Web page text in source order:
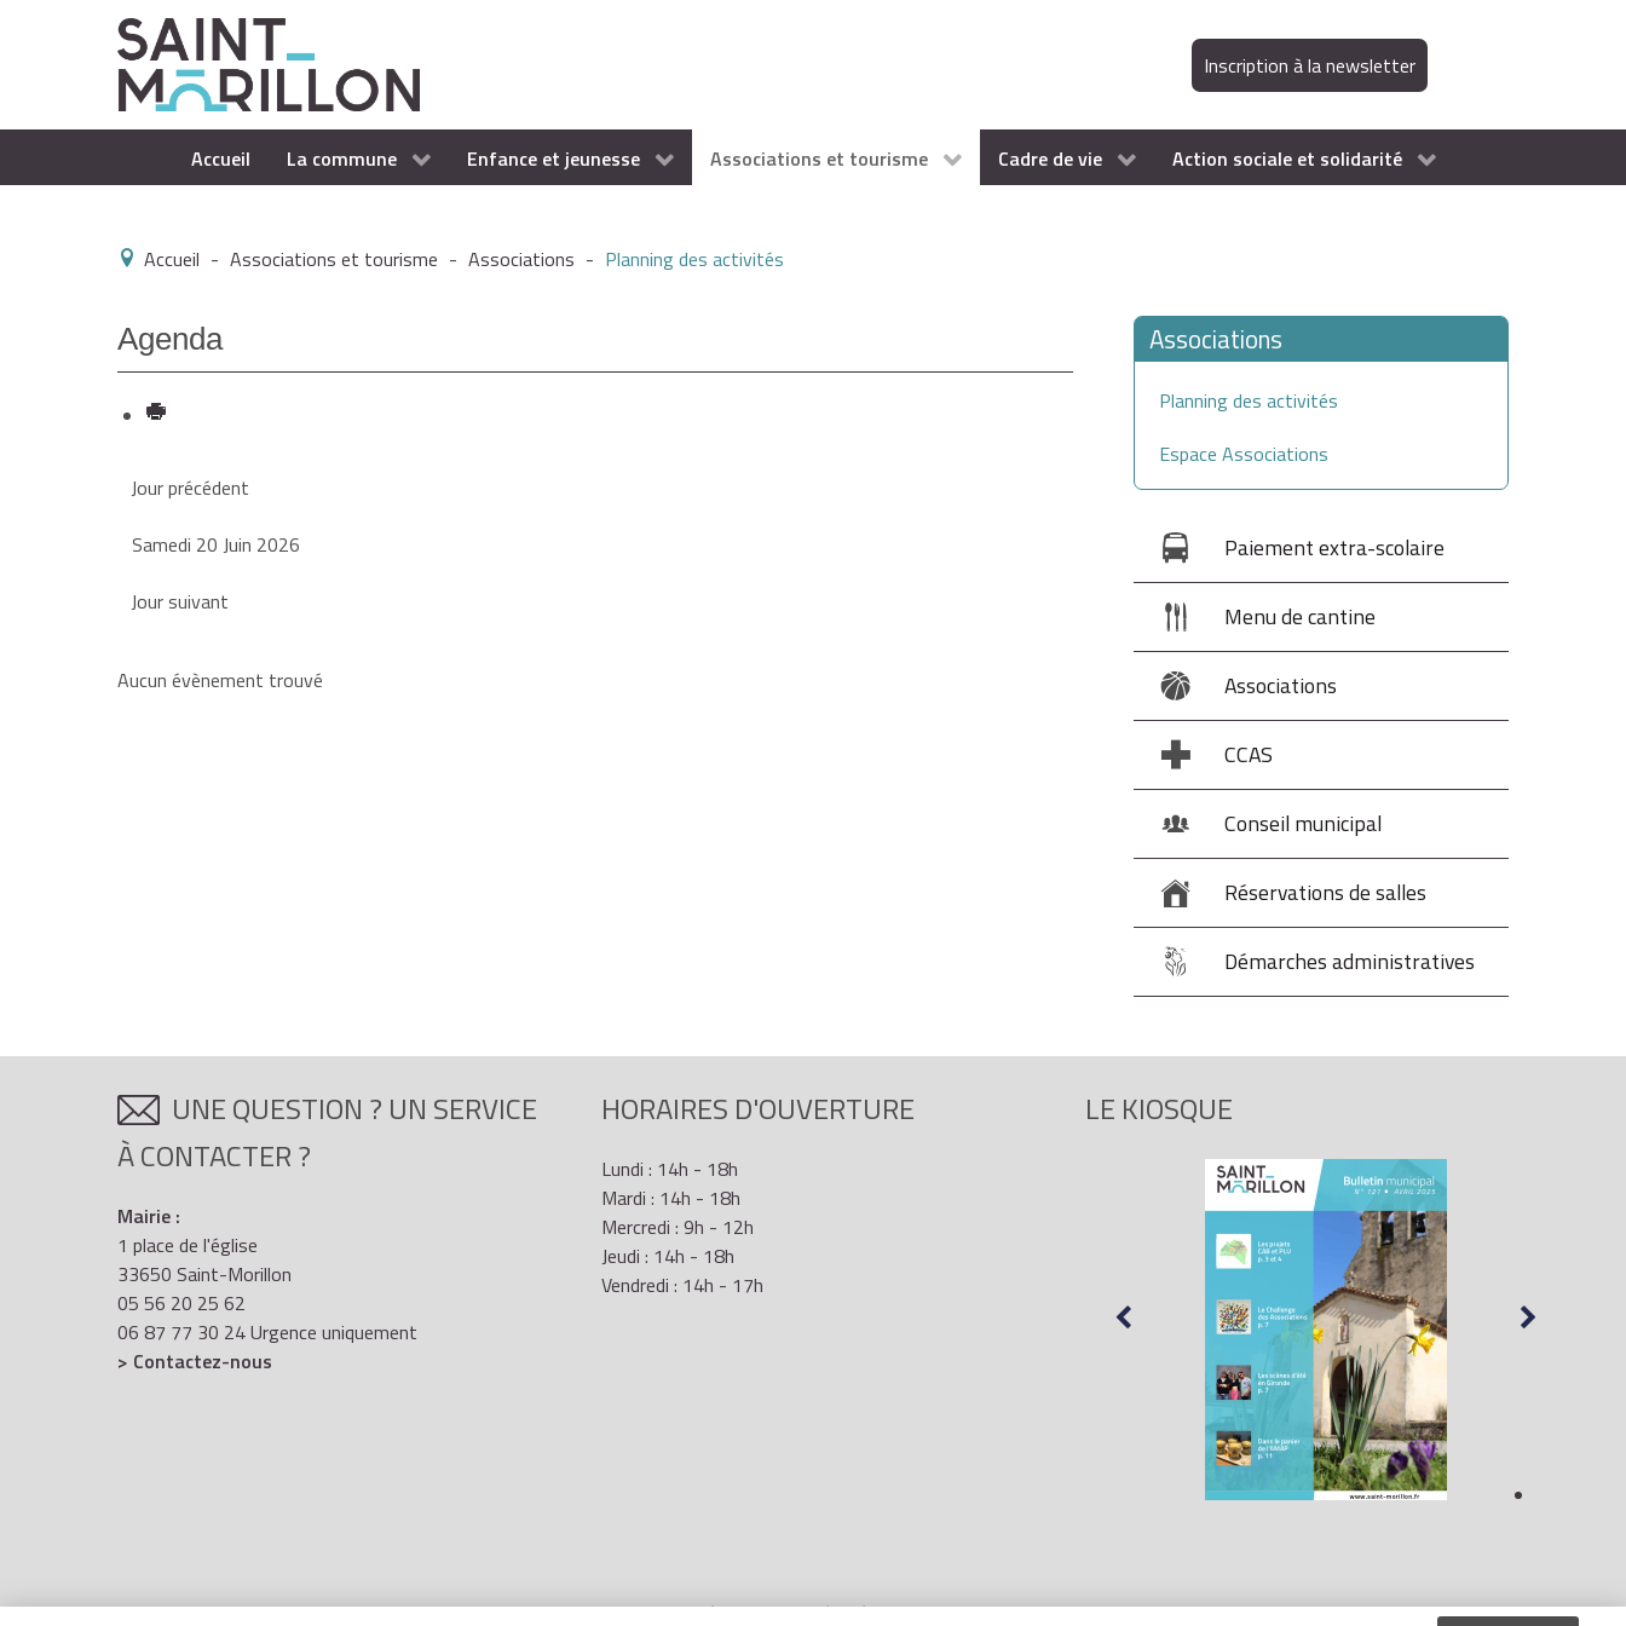
Inscription à la newsletter
Accueil La commune Enfance et jeunesse Associations et tourisme Cadre de vie Action sociale et solidarité
Accueil - Associations et tourisme - Associations - Planning des activités
Agenda
Jour précédent
Samedi 20 Juin 2026
Jour suivant
Aucun évènement trouvé
Associations
Planning des activités
Espace Associations
Paiement extra-scolaire
Menu de cantine
Associations
CCAS
Conseil municipal
Réservations de salles
Démarches administratives
UNE QUESTION ? UN SERVICE
À CONTACTER ?
Mairie :
1 place de l'église
33650 Saint-Morillon
05 56 20 25 62
06 87 77 30 24 Urgence uniquement
> Contactez-nous
HORAIRES D'OUVERTURE
Lundi : 14h - 18h
Mardi : 14h - 18h
Mercredi : 9h - 12h
Jeudi : 14h - 18h
Vendredi : 14h - 17h
LE KIOSQUE
Mentions Légales- Site réalisé parLR Marketing